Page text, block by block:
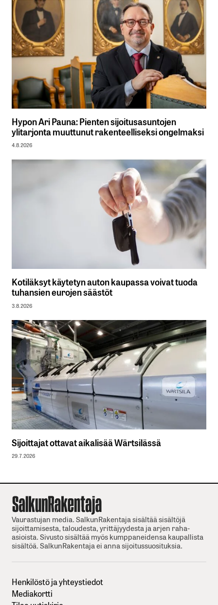
Hypon Ari Pauna: Pienten sijoitusasuntojen
ylitarjonta muuttunut rakenteelliseksi ongelmaksi
4.8.2026
Kotiläksyt käytetyn auton kaupassa voivat tuoda
tuhansien eurojen säästöt
3.8.2026
Sijoittajat ottavat aikalisää Wärtsilässä
29.7.2026
Vaurastujan media. SalkunRakentaja sisältää sisältöjä
sijoittamisesta, taloudesta, yrittäjyydesta ja arjen raha-
asioista. Sivusto sisältää myös kumppaneidensa kaupallista
sisältöä. SalkunRakentaja ei anna sijoitussuosituksia.
Henkilöstö ja yhteystiedot
Mediakortti